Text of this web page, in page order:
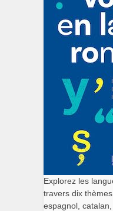
Explorez les
travers dix
espagnol,